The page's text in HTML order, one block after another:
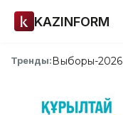
KAZINFORM
Тренды:Выборы-2026